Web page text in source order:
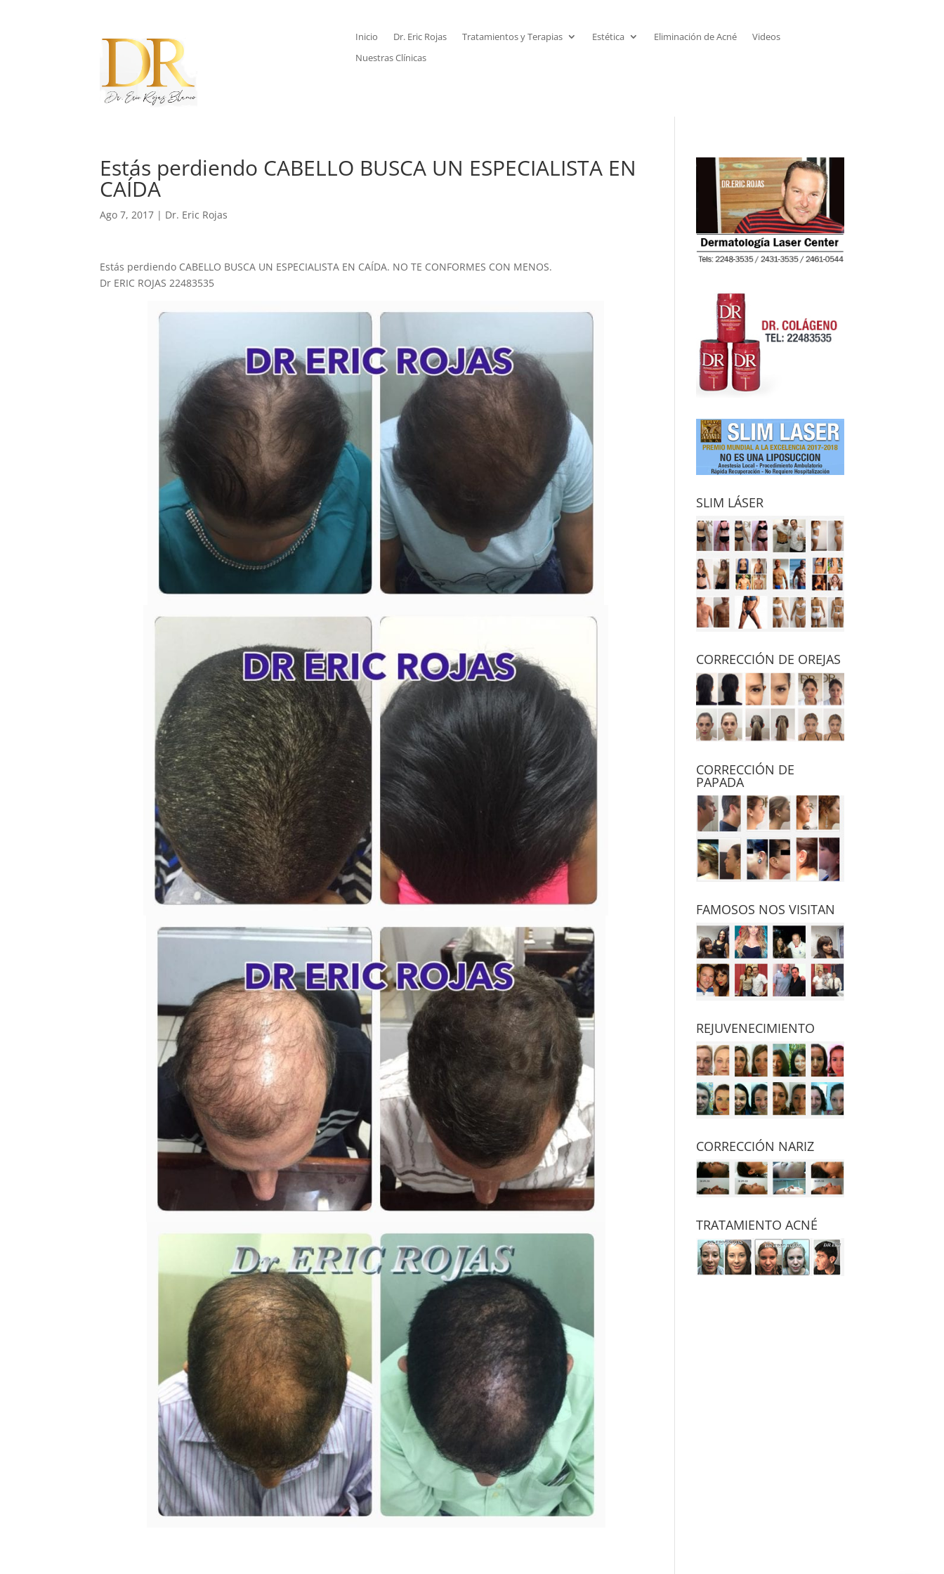
Inicio Dr. Eric Rojas Tratamientos y Terapias Estética Eliminación de Acné
Videos
Nuestras Clínicas
Estás perdiendo CABELLO BUSCA UN ESPECIALISTA EN
CAÍDA
Ago 7, 2017| Dr. Eric Rojas
Estás perdiendo CABELLO BUSCA UN ESPECIALISTA EN CAÍDA. NO TE CONFORMES CON MENOS.
Dr ERIC ROJAS 22483535
SLIM LÁSER
CORRECCIÓN DE OREJAS
CORRECCIÓN DE
PAPADA
FAMOSOS NOS VISITAN
REJUVENECIMIENTO
CORRECCIÓN NARIZ
TRATAMIENTO ACNÉ